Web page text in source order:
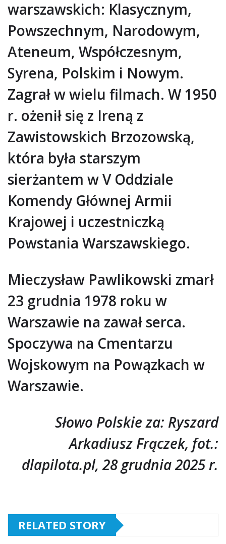
warszawskich: Klasycznym,
Powszechnym, Narodowym,
Ateneum, Współczesnym,
Syrena, Polskim i Nowym.
Zagrał w wielu filmach. W 1950
r. ożenił się z Ireną z
Zawistowskich Brzozowską,
która była starszym
sierżantem w V Oddziale
Komendy Głównej Armii
Krajowej i uczestniczką
Powstania Warszawskiego.
Mieczysław Pawlikowski zmarł
23 grudnia 1978 roku w
Warszawie na zawał serca.
Spoczywa na Cmentarzu
Wojskowym na Powązkach w
Warszawie.
Słowo Polskie za: Ryszard
Arkadiusz Frączek, fot.:
dlapilota.pl, 28 grudnia 2025 r.
RELATED STORY